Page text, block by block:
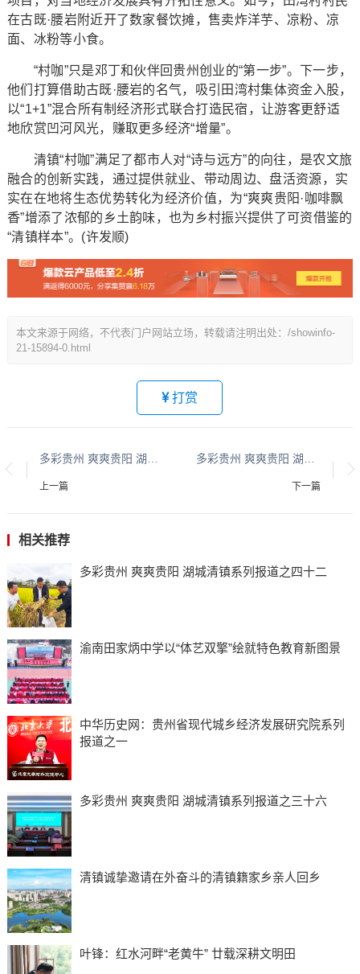
在古既·腰岩附近开了数家餐饮摊，售卖炸洋芋、凉粉、凉
面、冰粉等小食。
“村咖”只是邓丁和伙伴回贵州创业的“第一步”。下一步，
他们打算借助古既·腰岩的名气，吸引田湾村集体资金入股，
以“1+1”混合所有制经济形式联合打造民宿，让游客更舒适
地欣赏凹河风光，赚取更多经济“增量”。
清镇“村咖”满足了都市人对“诗与远方”的向往，是农文旅
融合的创新实践，通过提供就业、带动周边、盘活资源，实
实在在地将生态优势转化为经济价值，为“爽爽贵阳·咖啡飘
香”增添了浓郁的乡土韵味，也为乡村振兴提供了可资借鉴的
“清镇样本”。(许发顺)
本文来源于网络，不代表门户网站立场，转载请注明出处：/showinfo-
21-15894-0.html
打赏
上一篇 下一篇
相关推荐
多彩贵州 爽爽贵阳 湖城清镇系列报道之四十二
渝南田家炳中学以“体艺双擎”绘就特色教育新图景
中华历史网：贵州省现代城乡经济发展研究院系列
报道之一
多彩贵州 爽爽贵阳 湖城清镇系列报道之三十六
清镇诚挚邀请在外奋斗的清镇籍家乡亲人回乡
叶锋：红水河畔“老黄牛” 廿载深耕文明田